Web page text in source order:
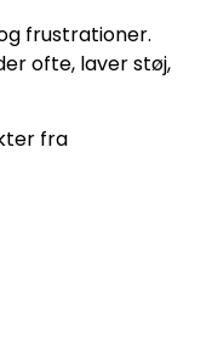
frustrationer.
ofte, laver støj,
fra